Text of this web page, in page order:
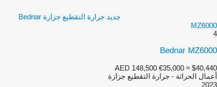
جديد جرارة التقطيع جزازة Bednar
MZ6000
4
Bednar MZ6000
AED 148,500 €35,000 ≈ $40,440
أعمال الحراثة - جرارة التقطيع جزازة
2023